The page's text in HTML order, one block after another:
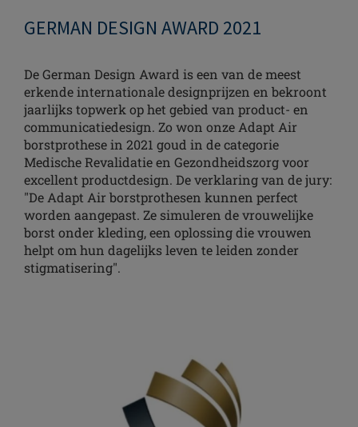
GERMAN DESIGN AWARD 2021
De German Design Award is een van de meest
erkende internationale designprijzen en bekroont
jaarlijks topwerk op het gebied van product- en
communicatiedesign. Zo won onze Adapt Air
borstprothese in 2021 goud in de categorie
Medische Revalidatie en Gezondheidszorg voor
excellent productdesign. De verklaring van de jury:
"De Adapt Air borstprothesen kunnen perfect
worden aangepast. Ze simuleren de vrouwelijke
borst onder kleding, een oplossing die vrouwen
helpt om hun dagelijks leven te leiden zonder
stigmatisering".